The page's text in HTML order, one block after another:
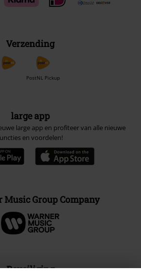
Verzending
PostNL Pickup
large app
large app en profiteer van alle nieuwe
en voordelen!
Music Group Company
Beveiliging